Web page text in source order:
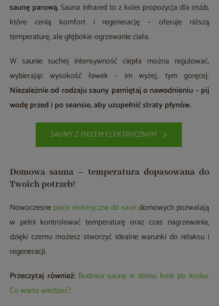
saunę parową.Sauna infrared to z kolei propozycja dla osób,
które cenią komfort i regenerację – oferuje niższą
temperaturę, ale głębokie ogrzewanie ciała.
W saunie suchej intensywność ciepła można regulować,
wybierając wysokość ławek – im wyżej, tym goręcej.
Niezależnie od rodzaju sauny pamiętaj o nawodnieniu – pij
wodę przed i po seansie, aby uzupełnić straty płynów.
SAUNY Z PIECEM ELEKTRYCZNYM
Domowa sauna – temperatura dopasowana do
Twoich potrzeb!
Nowoczesnepiece elektryczne do saundomowych pozwalają
w pełni kontrolować temperaturę oraz czas nagrzewania,
dzięki czemu możesz stworzyć idealne warunki do relaksu i
regeneracji.
Przeczytaj również: Budowa sauny w domu krok po kroku.
Co warto wiedzieć?